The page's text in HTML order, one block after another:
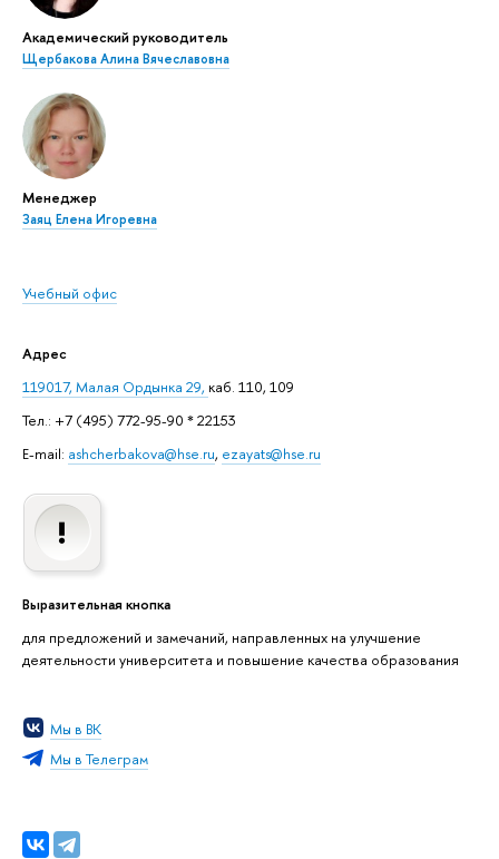
Академический руководитель
Щербакова Алина Вячеславовна
Менеджер
Заяц Елена Игоревна
Учебный офис
Адрес
119017, Малая Ордынка 29, каб. 110, 109
Тел.: +7 (495) 772-95-90 * 22153
E-mail: ashcherbakova@hse.ru, ezayats@hse.ru
Выразительная кнопка
для предложений и замечаний, направленных на улучшение
деятельности университета и повышение качества образования
Мы в ВК
Мы в Телеграм